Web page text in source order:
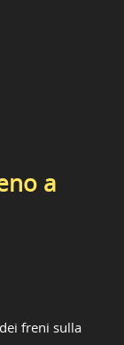
a
freni sulla